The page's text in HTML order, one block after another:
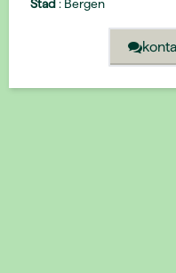
Stad: Bergen